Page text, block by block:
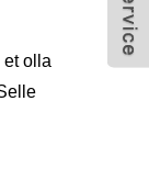
et olla